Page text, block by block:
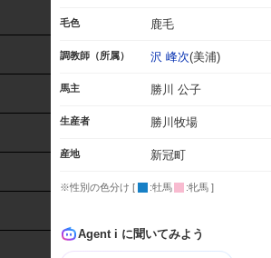
毛色 鹿毛
調教師（所属） 沢 峰次(美浦)
馬主 勝川 公子
生産者 勝川牧場
産地 新冠町
※性別の色分け [ :牡馬 :牝馬 ]
Agent i に聞いてみよう